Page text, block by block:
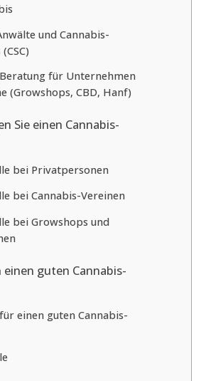
und Cannabis-
für Unternehmen
(Growshops, CBD, Hanf)
Sie einen Cannabis-
bei Privatpersonen
bei Cannabis-Vereinen
bei Growshops und
guten Cannabis-
einen guten Cannabis-